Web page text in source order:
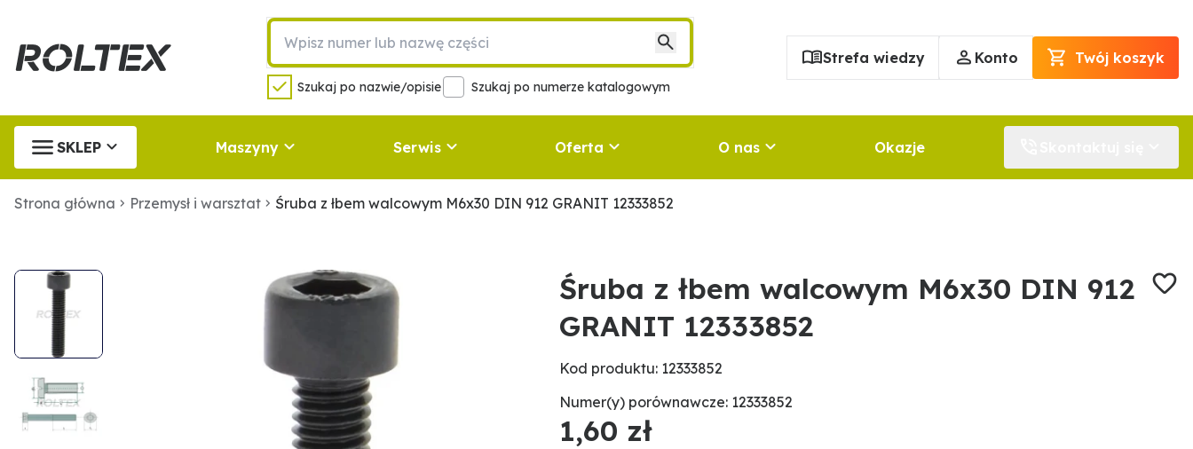
Szukaj po nazwie/opisie Szukaj po numerze katalogowym
Strefa wiedzy Konto Twój koszyk
SKLEP Maszyny Serwis Oferta O nas Okazje
Strona główna Przemysł i warsztat Śruba z łbem walcowym M6x30 DIN 912 GRANIT 12333852
Śruba z łbem walcowym M6x30 DIN 912
GRANIT 12333852
Kod produktu: 12333852
Numer(y) porównawcze: 12333852
1,60 zł